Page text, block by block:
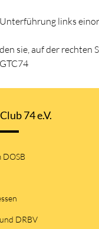
links
sie, auf der rechten
74 e.V.
DOSB
DRBV